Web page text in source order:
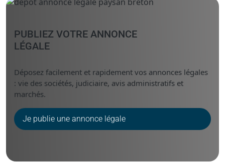
PUBLIEZ VOTRE ANNONCE
LÉGALE
Déposez facilement et rapidement vos annonces légales
: vie des sociétés, judiciaire, avis administratifs et
marchés.
Je publie une annonce légale